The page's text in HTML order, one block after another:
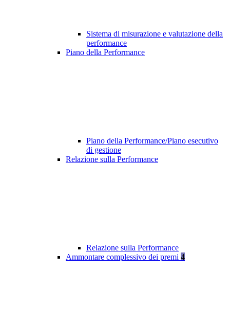
Sistema di misurazione e valutazione della
performance
Piano della Performance
Piano della Performance/Piano esecutivo
di gestione
Relazione sulla Performance
Relazione sulla Performance
Ammontare complessivo dei premi 4